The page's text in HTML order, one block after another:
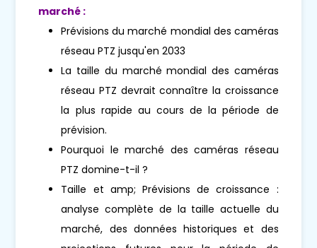
marché :
Prévisions du marché mondial des caméras
réseau PTZ jusqu'en 2033
La taille du marché mondial des caméras
réseau PTZ devrait connaître la croissance
la plus rapide au cours de la période de
prévision.
Pourquoi le marché des caméras réseau
PTZ domine-t-il ?
Taille et amp; Prévisions de croissance :
analyse complète de la taille actuelle du
marché, des données historiques et des